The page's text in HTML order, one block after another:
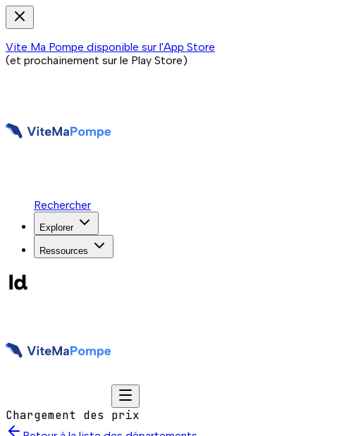
Vite Ma Pompe disponible sur l'App Store
(et prochainement sur le Play Store)
Rechercher
Explorer
Ressources
Chargement des prix